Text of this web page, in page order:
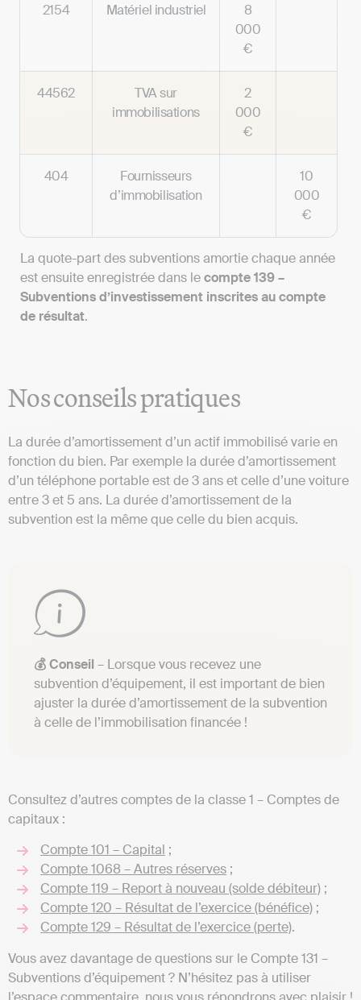
2154 Matériel industriel
8
000
€
44562
TVA sur
immobilisations
2
000
€
404
Fournisseurs
d’immobilisation
10
000
€
La quote-part des subventions amortie chaque année
est ensuite enregistrée dans lecompte 139 –
Subventions d’investissement inscrites au compte
de résultat.
Nos conseils pratiques
La durée d’amortissement d’un actif immobilisé varie en
fonction du bien. Par exemple la durée d’amortissement
d’un téléphone portable est de 3 ans et celle d’une voiture
entre 3 et 5 ans. La durée d’amortissement de la
subvention est la même que celle du bien acquis.
💰 Conseil – Lorsque vous recevez une
subvention d’équipement, il est important de bien
ajuster la durée d’amortissement de la subvention
à celle de l’immobilisation financée !
Consultez d’autres comptes de la classe 1 – Comptes de
capitaux :
Compte 101 – Capital ;
Compte 1068 – Autres réserves ;
Compte 119 – Report à nouveau (solde débiteur) ;
Compte 120 – Résultat de l’exercice (bénéfice) ;
Compte 129 – Résultat de l’exercice (perte).
Vous avez davantage de questions sur le Compte 131 –
Subventions d’équipement ? N’hésitez pas à utiliser